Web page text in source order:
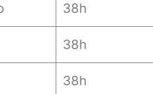
38h
38h
38h